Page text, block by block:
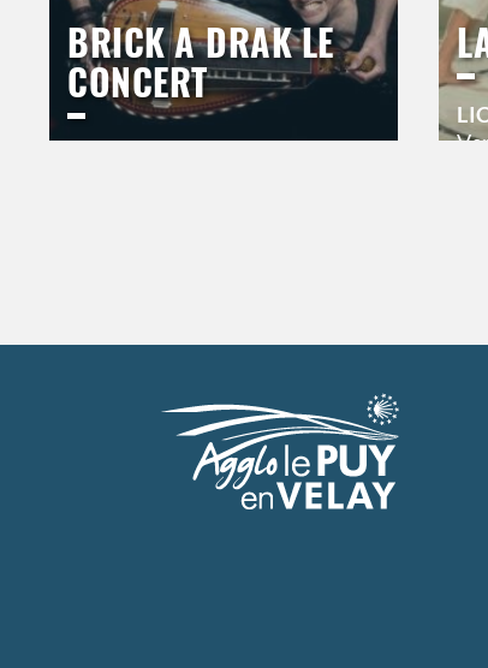
BRICK A DRAK LE
CONCERT